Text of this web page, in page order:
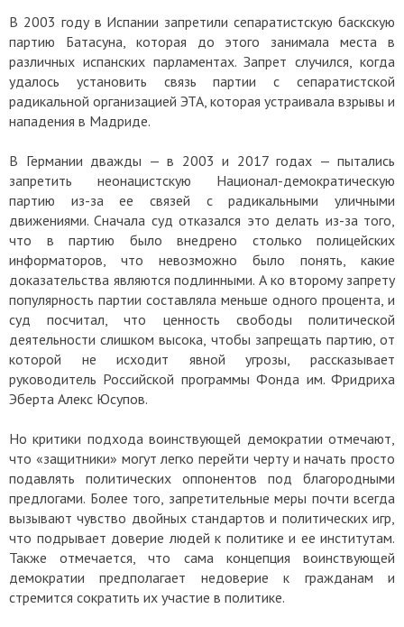
В 2003 году в Испании запретили сепаратистскую баскскую
партию Батасуна, которая до этого занимала места в
различных испанских парламентах. Запрет случился, когда
удалось установить связь партии с сепаратистской
радикальной организацией ЭТА, которая устраивала взрывы и
нападения в Мадриде.
В Германии дважды — в 2003 и 2017 годах — пытались
запретить неонацистскую Национал-демократическую
партию из-за ее связей с радикальными уличными
движениями. Сначала суд отказался это делать из-за того,
что в партию было внедрено столько полицейских
информаторов, что невозможно было понять, какие
доказательства являются подлинными. А ко второму запрету
популярность партии составляла меньше одного процента, и
суд посчитал, что ценность свободы политической
деятельности слишком высока, чтобы запрещать партию, от
которой не исходит явной угрозы, рассказывает
руководитель Российской программы Фонда им. Фридриха
Эберта Алекс Юсупов.
Но критики подхода воинствующей демократии отмечают,
что «защитники» могут легко перейти черту и начать просто
подавлять политических оппонентов под благородными
предлогами. Более того, запретительные меры почти всегда
вызывают чувство двойных стандартов и политических игр,
что подрывает доверие людей к политике и ее институтам.
Также отмечается, что сама концепция воинствующей
демократии предполагает недоверие к гражданам и
стремится сократить их участие в политике.